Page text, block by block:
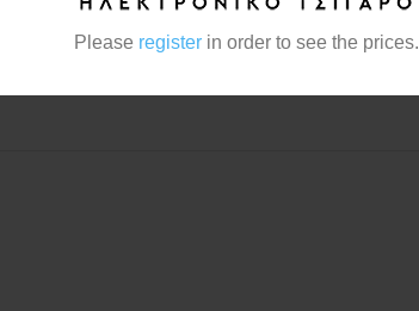
Please registerin order to see the prices.